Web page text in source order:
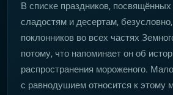
В списке праздников,
сладостям и десертам,
поклонников во всех частях
потому, что напоминает он об
распространения мороженого.
с равнодушием относится к этому